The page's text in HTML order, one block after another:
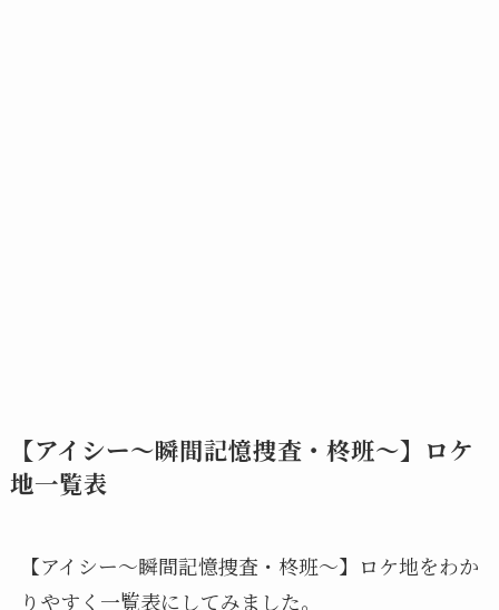
【アイシー～瞬間記憶捜査・柊班～】ロケ
地一覧表
【アイシー～瞬間記憶捜査・柊班～】ロケ地をわか
りやすく一覧表にしてみました。